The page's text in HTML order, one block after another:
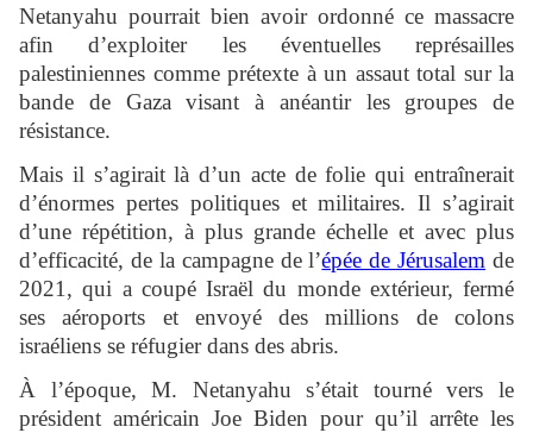
Netanyahu pourrait bien avoir ordonné ce massacre
afin d’exploiter les éventuelles représailles
palestiniennes comme prétexte à un assaut total sur la
bande de Gaza visant à anéantir les groupes de
résistance.
Mais il s’agirait là d’un acte de folie qui entraînerait
d’énormes pertes politiques et militaires. Il s’agirait
d’une répétition, à plus grande échelle et avec plus
d’efficacité, de la campagne de l’épée de Jérusalem de
2021, qui a coupé Israël du monde extérieur, fermé
ses aéroports et envoyé des millions de colons
israéliens se réfugier dans des abris.
À l’époque, M. Netanyahu s’était tourné vers le
président américain Joe Biden pour qu’il arrête les